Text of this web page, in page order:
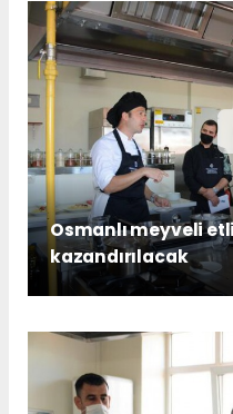
Osmanlı meyveli
kazandırılacak